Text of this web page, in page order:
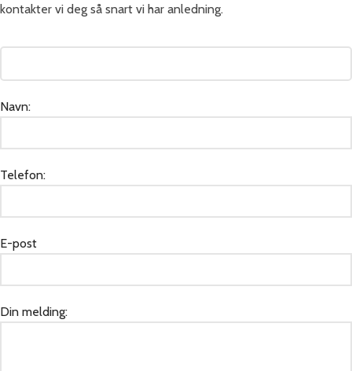
kontakter vi deg så snart vi har anledning.
Navn:
Telefon:
E-post
Din melding: